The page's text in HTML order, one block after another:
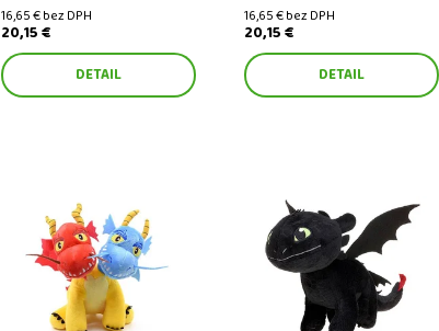
16,65 € bez DPH
20,15 €
DETAIL
16,65 € bez DPH
20,15 €
DETAIL
Plyšový drak Wu a Wei 26 cm -
plyšové hračky
Plyšový drak Bezzubka veľký
80 cm - plyšové hračky